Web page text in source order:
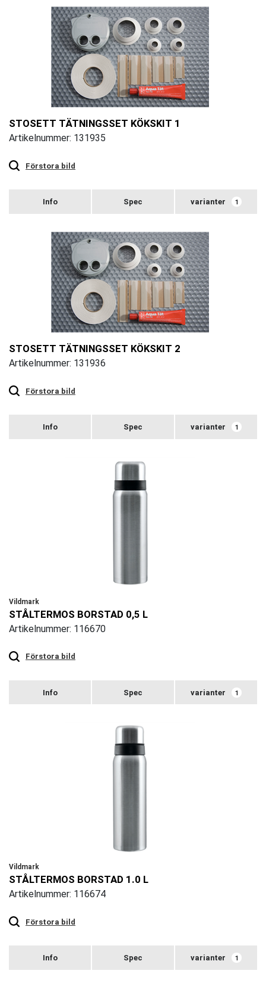
STOSETT TÄTNINGSSET KÖKSKIT 1
Artikelnummer: 131935
Förstora bild
zoom
varianter 1
STOSETT TÄTNINGSSET KÖKSKIT 2
Artikelnummer: 131936
Förstora bild
zoom
varianter 1
Vildmark
STÅLTERMOS BORSTAD 0,5 L
Artikelnummer: 116670
Förstora bild
zoom
varianter 1
Vildmark
STÅLTERMOS BORSTAD 1.0 L
Artikelnummer: 116674
Förstora bild
zoom
varianter 1